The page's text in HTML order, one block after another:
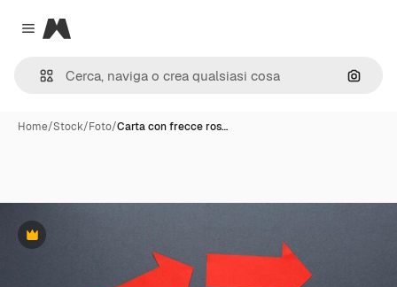
Close menu
Magnific
Cerca
Home/Stock/Foto/Carta con frecce ros…
Premium